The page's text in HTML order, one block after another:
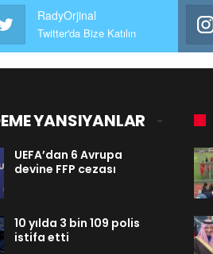
RadyOrjinal
Twitter'da Bize Katılın
YANSIYANLAR
UEFA’dan 6 Avrupa
devine FFP cezası
10 yılda 3 bin 109 polis
istifa etti